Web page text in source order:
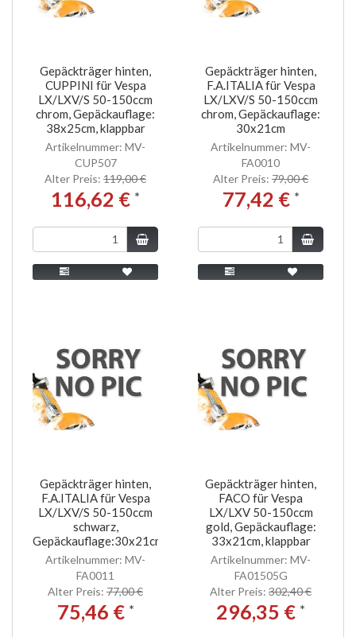
Gepäckträger hinten,
CUPPINI für Vespa
LX/LXV/S 50-150ccm
chrom, Gepäckauflage:
38x25cm, klappbar
Artikelnummer: MV-
CUP507
Alter Preis: 119,00 €
116,62 € *
Gepäckträger hinten,
F.A.ITALIA für Vespa
LX/LXV/S 50-150ccm
chrom, Gepäckauflage:
30x21cm
Artikelnummer: MV-
FA0010
Alter Preis: 79,00 €
77,42 € *
Gepäckträger hinten,
F.A.ITALIA für Vespa
LX/LXV/S 50-150ccm
schwarz,
Gepäckauflage:30x21cm
Artikelnummer: MV-
FA0011
Alter Preis: 77,00 €
75,46 € *
Gepäckträger hinten,
FACO für Vespa
LX/LXV 50-150ccm
gold, Gepäckauflage:
33x21cm, klappbar
Artikelnummer: MV-
FA01505G
Alter Preis: 302,40 €
296,35 € *